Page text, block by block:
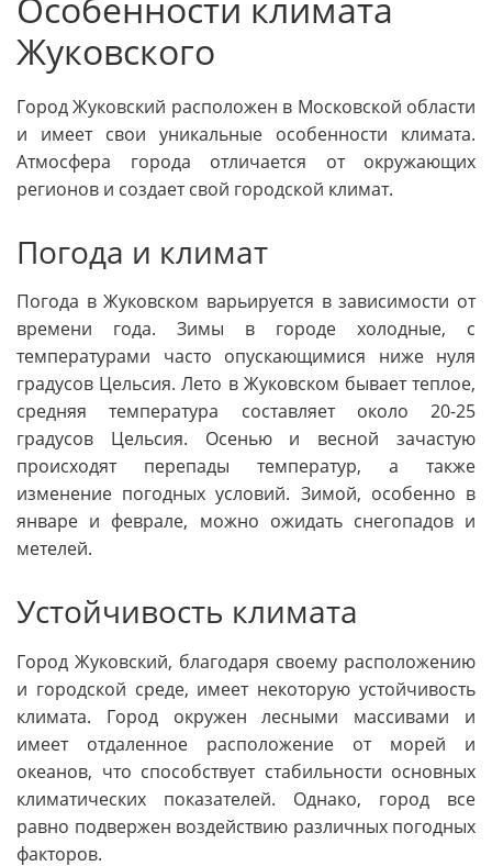
Жуковского
Город Жуковский расположен в Московской области
и имеет свои уникальные особенности климата.
Атмосфера города отличается от окружающих
регионов и создает свой городской климат.
Погода и климат
Погода в Жуковском варьируется в зависимости от
времени года. Зимы в городе холодные, с
температурами часто опускающимися ниже нуля
градусов Цельсия. Лето в Жуковском бывает теплое,
средняя температура составляет около 20-25
градусов Цельсия. Осенью и весной зачастую
происходят перепады температур, а также
изменение погодных условий. Зимой, особенно в
январе и феврале, можно ожидать снегопадов и
метелей.
Устойчивость климата
Город Жуковский, благодаря своему расположению
и городской среде, имеет некоторую устойчивость
климата. Город окружен лесными массивами и
имеет отдаленное расположение от морей и
океанов, что способствует стабильности основных
климатических показателей. Однако, город все
равно подвержен воздействию различных погодных
факторов.